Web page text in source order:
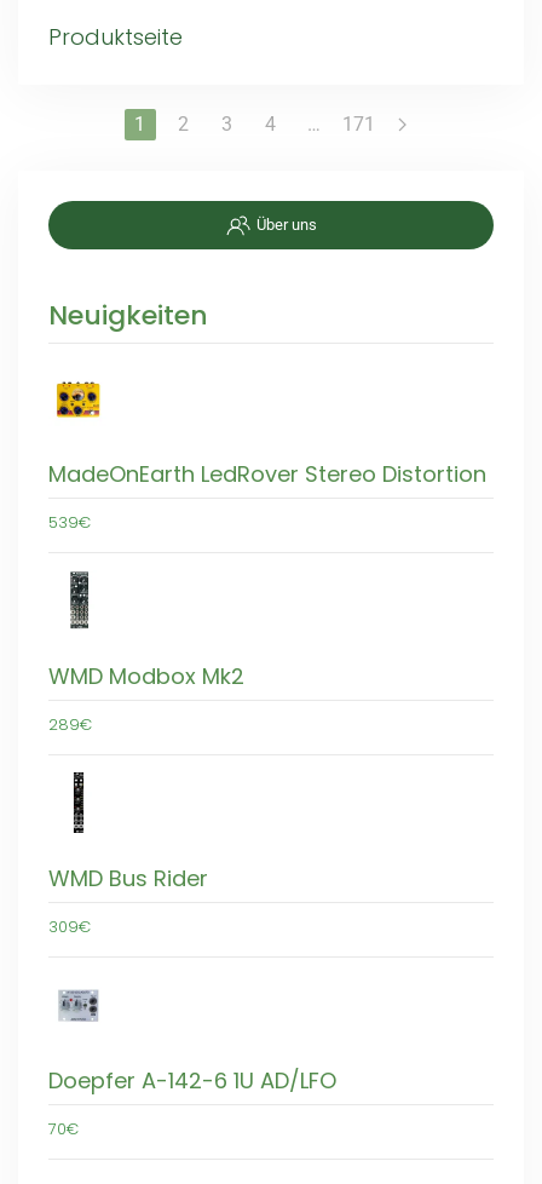
Über uns
Neuigkeiten
MadeOnEarth LedRover Stereo Distortion
539€
WMD Modbox Mk2
289€
WMD Bus Rider
309€
Doepfer A-142-6 1U AD/LFO
70€
Produktseite
1 2 3 4 … 171